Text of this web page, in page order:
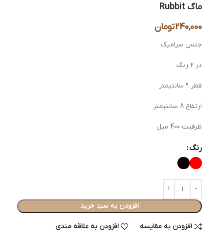
ماگ Rubbit
240,000تومان
جنس سرامیک
در 2 رنگ
قطر 9 سانتیمتر
ارتفاع 8 سانتیمتر
ظرفیت 400 میل
رنگ
افزودن به سبد خرید
افزودن به مقایسه افزودن به علاقه مندی